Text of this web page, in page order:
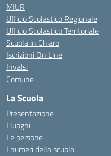
MIUR
Ufficio Scolastico Regionale
Ufficio Scolastico Territoriale
Scuola in Chiaro
Iscrizioni On Line
Invalsi
Comune
La Scuola
Presentazione
I luoghi
Le persone
I numeri della scuola